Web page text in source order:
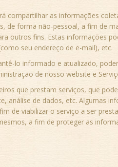
compartilhar as informações
de forma não-pessoal, a fim de
outros fins. Estas informações
seu endereço de e-mail), etc.
lo informado e atualizado,
de nosso website e
que prestam serviços, que
análise de dados, etc. Algumas
de viabilizar o serviço a ser
a fim de proteger as